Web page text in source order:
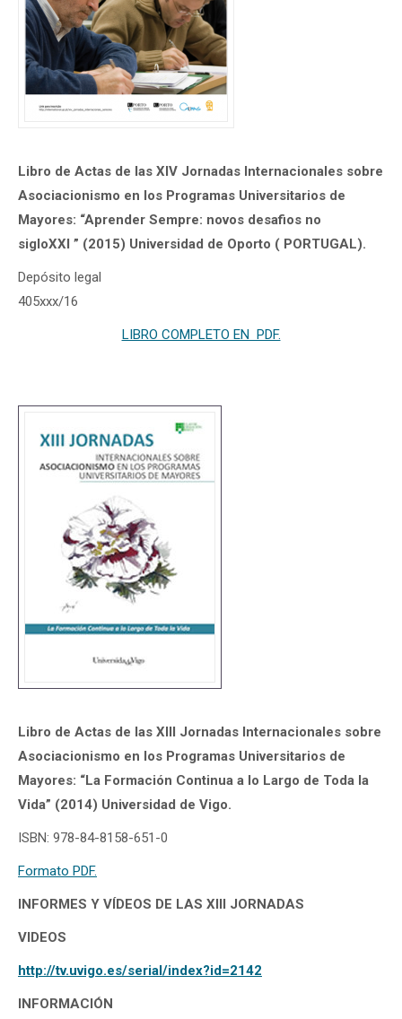
Libro de Actas de las XIV Jornadas Internacionales sobre
Asociacionismo en los Programas Universitarios de
Mayores: “Aprender Sempre: novos desafios no
sigloXXI ” (2015) Universidad de Oporto ( PORTUGAL).
Depósito legal
405xxx/16
LIBRO COMPLETO EN PDF.
Libro de Actas de las XIII Jornadas Internacionales sobre
Asociacionismo en los Programas Universitarios de
Mayores: “La Formación Continua a lo Largo de Toda la
Vida” (2014) Universidad de Vigo.
ISBN: 978-84-8158-651-0
Formato PDF.
INFORMES Y VÍDEOS DE LAS XIII JORNADAS
VIDEOS
http://tv.uvigo.es/serial/index?id=2142
INFORMACIÓN